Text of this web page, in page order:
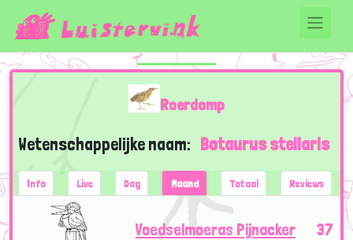
Roerdomp
Wetenschappelijke naam: Botaurus stellaris
Info Live Dag Maand Totaal Reviews
Voedselmoeras Pijnacker 37